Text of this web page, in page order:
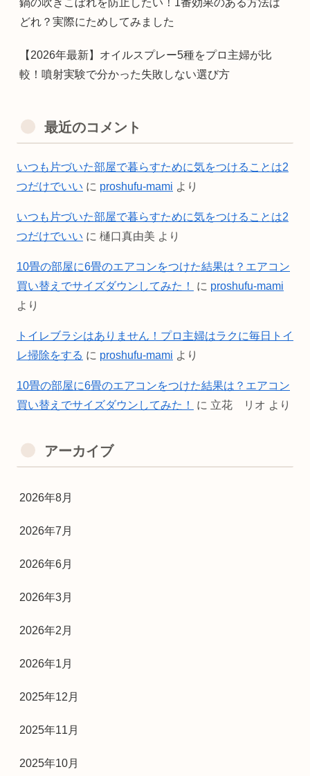
鍋の吹きこぼれを防止したい！1番効果のある方法は
どれ？実際にためしてみました
【2026年最新】オイルスプレー5種をプロ主婦が比
較！噴射実験で分かった失敗しない選び方
最近のコメント
いつも片づいた部屋で暮らすために気をつけることは2
つだけでいい に proshufu-mami より
いつも片づいた部屋で暮らすために気をつけることは2
つだけでいい に 樋口真由美 より
10畳の部屋に6畳のエアコンをつけた結果は？エアコン
買い替えでサイズダウンしてみた！
に proshufu-mami
より
トイレブラシはありません！プロ主婦はラクに毎日トイ
レ掃除をする に proshufu-mami より
10畳の部屋に6畳のエアコンをつけた結果は？エアコン
買い替えでサイズダウンしてみた！
に 立花 リオ より
アーカイブ
2026年8月
2026年7月
2026年6月
2026年3月
2026年2月
2026年1月
2025年12月
2025年11月
2025年10月